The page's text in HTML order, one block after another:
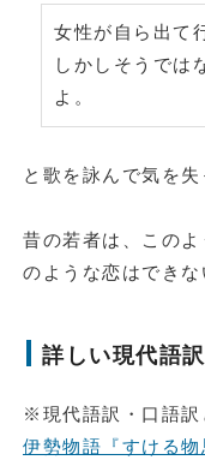
女性が自ら出て
しかしそうでは
よ。
と歌を詠んで気を失
昔の若者は、この
のような恋はできな
詳しい現代語
※現代語訳・口語訳
伊勢物語『すける